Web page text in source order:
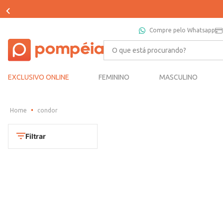
Compre pelo Whatsapp
O que está procurando?
EXCLUSIVO ONLINE FEMININO MASCULINO
condor
Filtrar